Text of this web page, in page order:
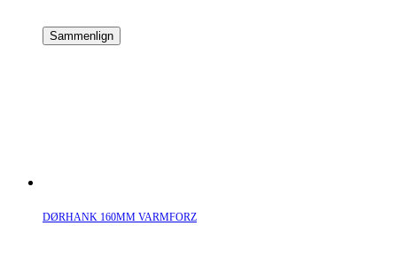
Sammenlign
DØRHANK 160MM VARMFORZ